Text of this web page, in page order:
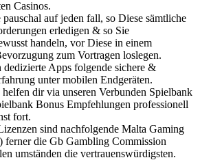
Casinos.
pauschal auf jeden fall, so Diese sämtliche
erledigen & so Sie
handeln, vor Diese in einem
zum Vortragen loslegen.
dedizierte Apps folgende sichere &
unter mobilen Endgeräten.
dir via unseren Verbunden Spielbank
Bonus Empfehlungen professionell
fort.
sind nachfolgende Malta Gaming
die Gb Gambling Commission
umständen die vertrauenswürdigsten.